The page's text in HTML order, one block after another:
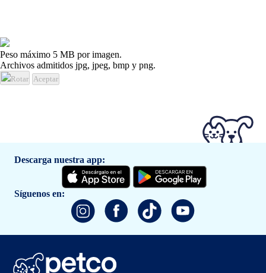
Peso máximo 5 MB por imagen.
Archivos admitidos jpg, jpeg, bmp y png.
Rotar Aceptar
Descarga nuestra app:
Síguenos en: